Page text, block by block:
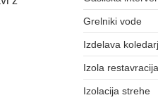
Grelniki vode
Izdelava
Izola restavracija
Izolacija strehe